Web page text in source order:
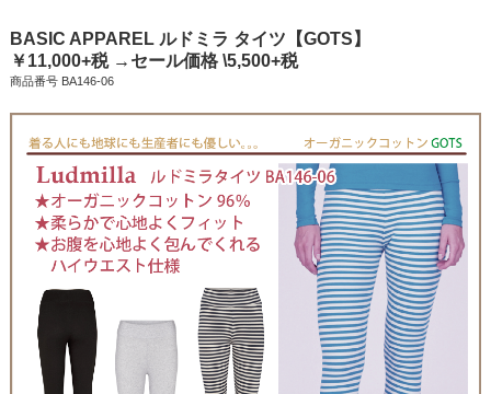
BASIC APPAREL ルドミラ タイツ【GOTS】
￥11,000+税 →セール価格 \5,500+税
商品番号 BA146-06